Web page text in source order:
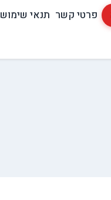
פרטי קשר תנאי שימוש